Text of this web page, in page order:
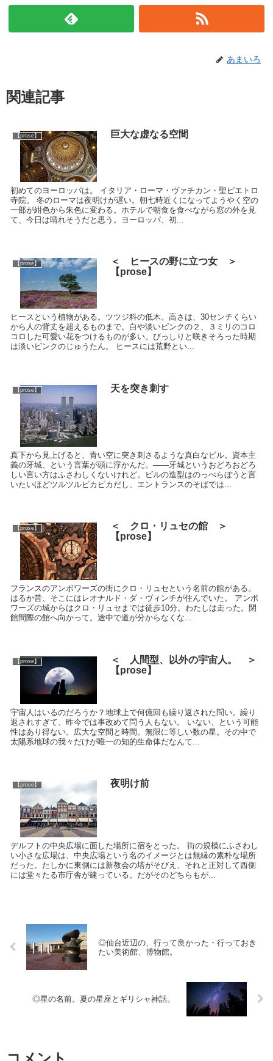
あまいろ
関連記事
【prose】 巨大な虚なる空間
初めてのヨーロッパは。 イタリア・ローマ・ヴァチカン・聖ピエトロ
寺院。 冬のローマは夜明けが遅い。朝七時近くになってようやく空の
一部が紺色から朱色に変わる。ホテルで朝食を食べながら窓の外を見
て、今日は晴れそうだと思う。ヨーロッパ、初...
【prose】
＜ ヒースの野に立つ女 ＞
【prose】
ヒースという植物がある。ツツジ科の低木。高さは、30センチくらい
から人の背丈を超えるものまで。白や淡いピンクの２、３ミリのコロ
コロした可愛い花をつけるものが多い。びっしりと咲きそろった時期
は淡いピンクのじゅうたん。 ヒースには荒野とい...
【prose】 天を突き刺す
真下から見上げると、青い空に突き刺さるような真白なビル。資本主
義の牙城、という言葉が頭に浮かんだ。――牙城というおどろおどろ
しい言い方はふさわしくないけれど。ビルの造型はのっぺらぼうと言
いたいほどツルツルピカピカだし、エントランスのそばでは...
【prose】
＜ クロ・リュセの館 ＞
【prose】
フランスのアンボワーズの街にクロ・リュセという名前の館がある。
はるか昔、そこにはレオナルド・ダ・ヴィンチが住んでいた。 アンボ
ワーズの城からはクロ・リュセまでは徒歩10分。わたしは走った。閉
館間際の館へ向かって。途中で道が分からなくな...
【prose】
＜ 人間型、以外の宇宙人。 ＞
【prose】
宇宙人はいるのだろうか？地球上で何億回も繰り返された問い。繰り
返されすぎて、昨今では事改めて問う人もない。 いない、という可能
性はあり得ない。広大な空間と時間。無限に等しい数の星。その中で
太陽系地球の我々だけが唯一の知的生命体だなんて...
【prose】 夜明け前
デルフトの中央広場に面した場所に宿をとった。 街の規模にふさわし
い小さな広場は、中央広場という名のイメージとは無縁の素朴な場所
だった。たしかに東側には新教会の塔がそびえ、それと正対して西側
には堂々たる市庁舎が建っている。だがそのどちらもが...
◎仙台近辺の、行って良かった・行っておき
たい美術館、博物館。
◎星の名前。夏の星座とギリシャ神話。